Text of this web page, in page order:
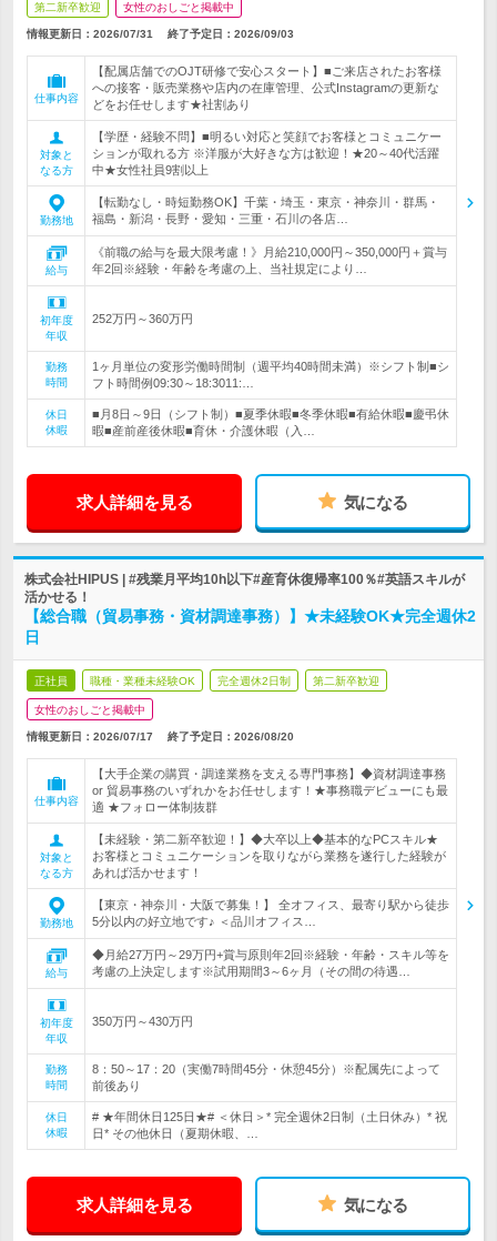
第二新卒歓迎 女性のおしごと掲載中
情報更新日：2026/07/31 終了予定日： 2026/09/03
仕事内容
【配属店舗でのOJT研修で安心スタート】■ご来店されたお客様
への接客・販売業務や店内の在庫管理、公式Instagramの更新な
どをお任せします★社割あり
対象と
なる方
【学歴・経験不問】■明るい対応と笑顔でお客様とコミュニケー
ションが取れる方 ※洋服が大好きな方は歓迎！★20～40代活躍
中★女性社員9割以上
勤務地
【転勤なし・時短勤務OK】千葉・埼玉・東京・神奈川・群馬・
福島・新潟・長野・愛知・三重・石川の各店…
給与
《前職の給与を最大限考慮！》月給210,000円～350,000円＋賞与
年2回※経験・年齢を考慮の上、当社規定により…
初年度
年収
252万円～360万円
勤務
時間
1ヶ月単位の変形労働時間制（週平均40時間未満）※シフト制■シ
フト時間例09:30～18:3011:…
休日
休暇
■月8日～9日（シフト制）■夏季休暇■冬季休暇■有給休暇■慶弔休
暇■産前産後休暇■育休・介護休暇（入…
求人詳細を見る 気になる
株式会社HIPUS | #残業月平均10h以下#産育休復帰率100％#英語スキルが
活かせる！
【総合職（貿易事務・資材調達事務）】★未経験OK★完全週休2
日
正社員 職種・業種未経験OK 完全週休2日制 第二新卒歓迎
女性のおしごと掲載中
情報更新日：2026/07/17 終了予定日： 2026/08/20
仕事内容
【大手企業の購買・調達業務を支える専門事務】◆資材調達事務
or 貿易事務のいずれかをお任せします！★事務職デビューにも最
適 ★フォロー体制抜群
対象と
なる方
【未経験・第二新卒歓迎！】◆大卒以上◆基本的なPCスキル★
お客様とコミュニケーションを取りながら業務を遂行した経験が
あれば活かせます！
勤務地
【東京・神奈川・大阪で募集！】 全オフィス、最寄り駅から徒歩
5分以内の好立地です♪ ＜品川オフィス…
給与
◆月給27万円～29万円+賞与原則年2回※経験・年齢・スキル等を
考慮の上決定します※試用期間3～6ヶ月（その間の待遇…
初年度
年収
350万円～430万円
勤務
時間
8：50～17：20（実働7時間45分・休憩45分）※配属先によって
前後あり
休日
休暇
# ★年間休日125日★# ＜休日＞* 完全週休2日制（土日休み）* 祝
日* その他休日（夏期休暇、…
求人詳細を見る 気になる